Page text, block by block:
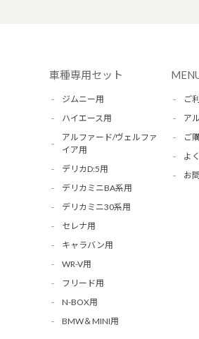
車種専用セット
ジムニー用
ハイエース用
アルファード/ヴェルファ
イア用
デリカD:5用
デリカミニBA系用
デリカミニ30系用
セレナ用
キャラバン用
WR-V用
フリード用
N-BOX用
BMW＆MINI用
ご
ア
ご
よ
お